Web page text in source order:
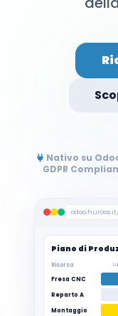
Nativo su
GDPR
Piano di
Risorsa
Fresa CNC
Reparto A
Montaggio